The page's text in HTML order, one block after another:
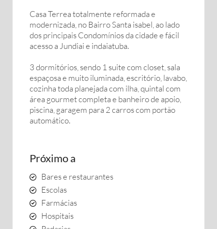
Casa Terrea totalmente reformada e
modernizada, no Bairro Santa isabel, ao lado
dos principais Condomínios da cidade e fácil
acesso a Jundiai e indaiatuba.
3 dormitórios, sendo 1 suite com closet, sala
espaçosa e muito iluminada, escritório, lavabo,
cozinha toda planejada com ilha, quintal com
área gourmet completa e banheiro de apoio,
piscina, garagem para 2 carros com portão
automático.
Próximo a
Bares e restaurantes
Escolas
Farmácias
Hospitais